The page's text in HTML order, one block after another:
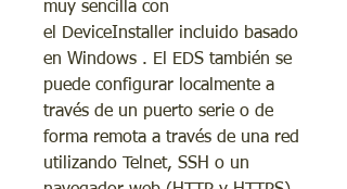
muy sencilla con
el DeviceInstaller incluido basado
en Windows . El EDS también se
puede configurar localmente a
través de un puerto serie o de
forma remota a través de una red
utilizando Telnet, SSH o un